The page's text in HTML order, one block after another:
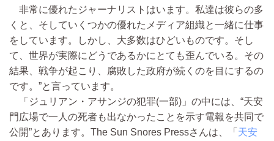
非常に優れたジャーナリストはいます。私達は彼らの多
くと、そしていくつかの優れたメディア組織と一緒に仕事
をしています。しかし、大多数はひどいものです。そし
て、世界が実際にどうであるかにとても歪んでいる。その
結果、戦争が起こり、腐敗した政府が続くのを目にするの
です。”と言っています。
「ジュリアン・アサンジの犯罪(一部)」の中には、“天安
門広場で一人の死者も出なかったことを示す電報を共同で
公開”とあります。The Sun Snores Pressさんは、「 天安